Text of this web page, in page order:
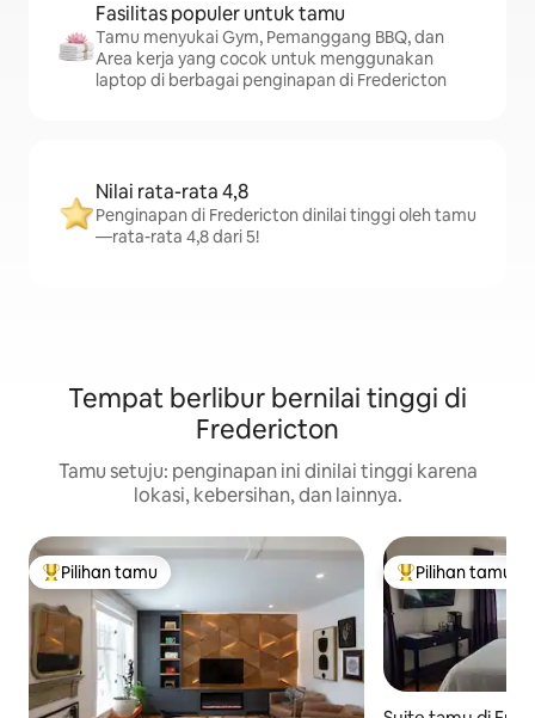
Fasilitas populer untuk tamu
Tamu menyukai Gym, Pemanggang BBQ, dan
Area kerja yang cocok untuk menggunakan
laptop di berbagai penginapan di Fredericton
Nilai rata-rata 4,8
Penginapan di Fredericton dinilai tinggi oleh tamu
—rata-rata 4,8 dari 5!
Tempat berlibur bernilai tinggi di
Fredericton
Tamu setuju: penginapan ini dinilai tinggi karena
lokasi, kebersihan, dan lainnya.
Pilihan tamu terpopuler
Pilihan tamu Pilihan tamu
Pilihan tamu